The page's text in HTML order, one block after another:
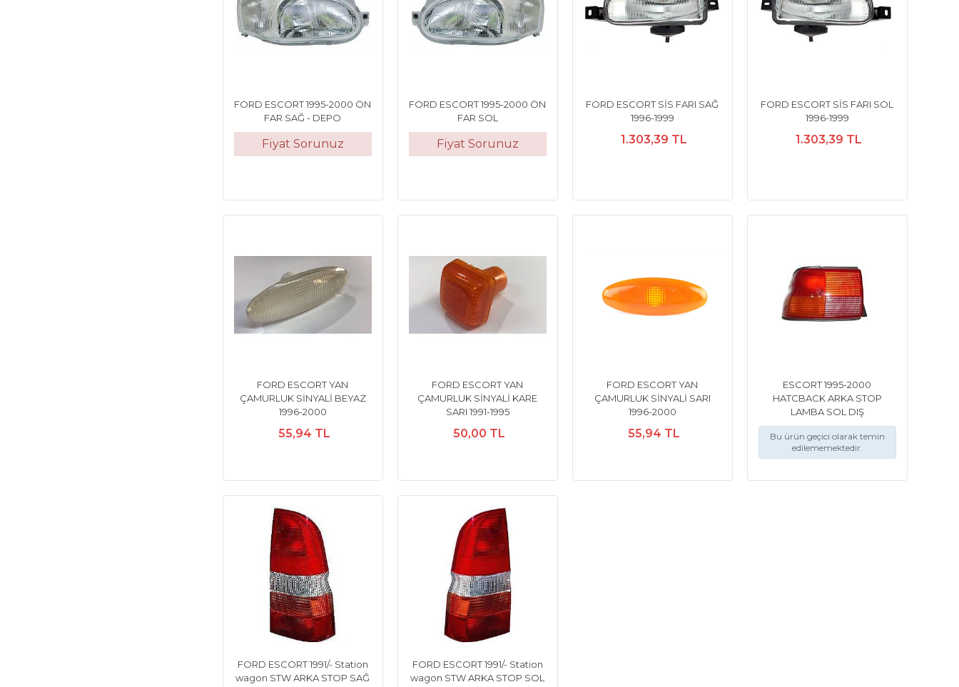
FORD ESCORT 1995-2000 ÖN
FAR SAĞ - DEPO
Fiyat Sorunuz
FORD ESCORT 1995-2000 ÖN
FAR SOL
Fiyat Sorunuz
FORD ESCORT SİS FARI SAĞ
1996-1999
1.303,39 TL
FORD ESCORT SİS FARI SOL
1996-1999
1.303,39 TL
FORD ESCORT YAN
ÇAMURLUK SİNYALİ BEYAZ
1996-2000
55,94 TL
FORD ESCORT YAN
ÇAMURLUK SİNYALİ KARE
SARI 1991-1995
50,00 TL
FORD ESCORT YAN
ÇAMURLUK SİNYALİ SARI
1996-2000
55,94 TL
ESCORT 1995-2000
HATCBACK ARKA STOP
LAMBA SOL DIŞ
Bu ürün geçici olarak temin
edilememektedir.
FORD ESCORT 1991/- Station
wagon STW ARKA STOP SAĞ
FORD ESCORT 1991/- Station
wagon STW ARKA STOP SOL